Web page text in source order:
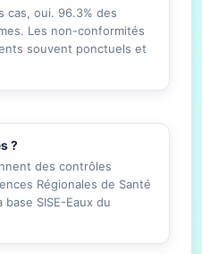
cas, oui. 96.3% des
Les non-conformités
souvent ponctuels et
?
des contrôles
Régionales de Santé
SISE-Eaux du